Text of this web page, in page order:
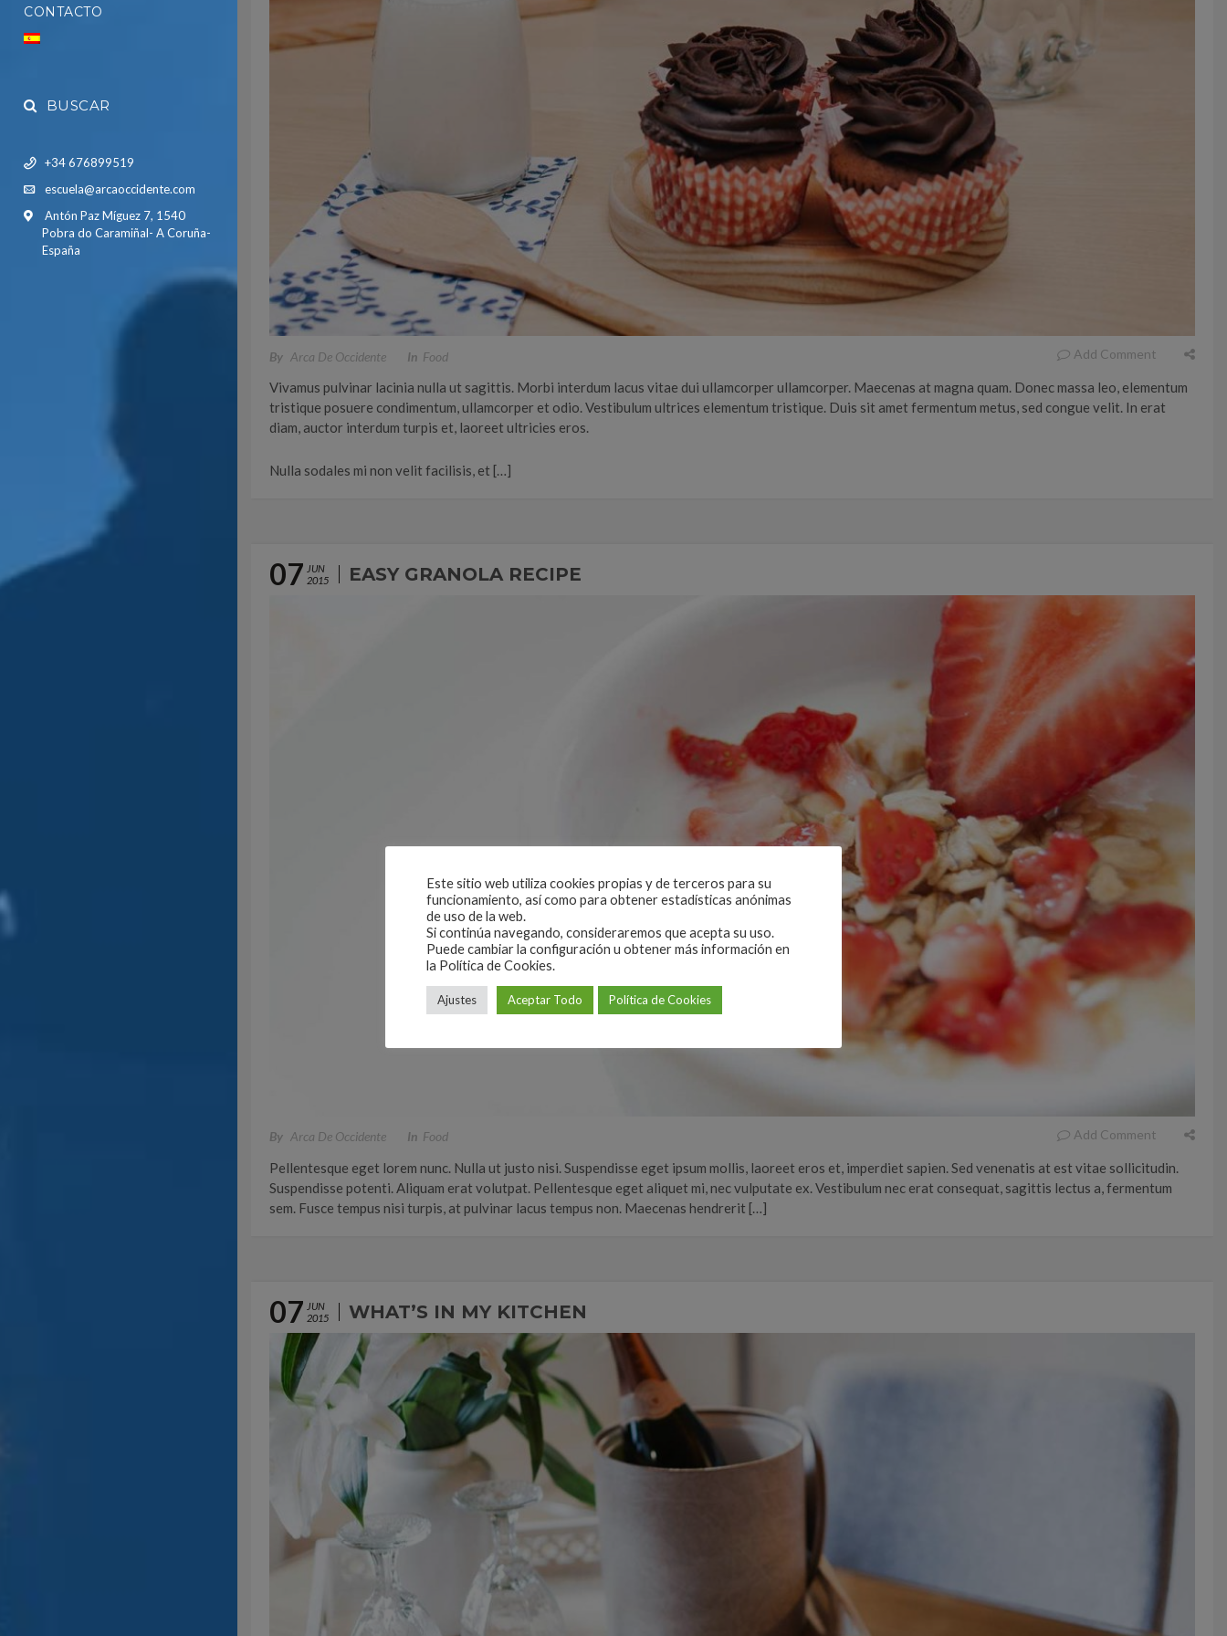
CONTACTO
BUSCAR
+34 676899519
escuela@arcaoccidente.com
Antón Paz Míguez 7, 1540
Pobra do Caramiñal- A Coruña-
España
By Arca De Occidente In Food Add Comment
Vivamus pulvinar lacinia nulla ut sagittis. Morbi interdum lacus vitae dui ullamcorper ullamcorper. Maecenas at magna quam. Donec massa leo, elementum
tristique posuere condimentum, ullamcorper et odio. Vestibulum ultrices elementum tristique. Duis sit amet fermentum metus, sed congue velit. In erat
diam, auctor interdum turpis et, laoreet ultricies eros.
Nulla sodales mi non velit facilisis, et […]
07 JUN
2015
EASY GRANOLA RECIPE
By Arca De Occidente In Food Add Comment
Pellentesque eget lorem nunc. Nulla ut justo nisi. Suspendisse eget ipsum mollis, laoreet eros et, imperdiet sapien. Sed venenatis at est vitae sollicitudin.
Suspendisse potenti. Aliquam erat volutpat. Pellentesque eget aliquet mi, nec vulputate ex. Vestibulum nec erat consequat, sagittis lectus a, fermentum
sem. Fusce tempus nisi turpis, at pulvinar lacus tempus non. Maecenas hendrerit […]
07 JUN
2015
WHAT’S IN MY KITCHEN
Este sitio web utiliza cookies propias y de terceros para su
funcionamiento, así como para obtener estadísticas anónimas
de uso de la web.
Si continúa navegando, consideraremos que acepta su uso.
Puede cambiar la configuración u obtener más información en
la Política de Cookies.
Ajustes Aceptar Todo Política de Cookies